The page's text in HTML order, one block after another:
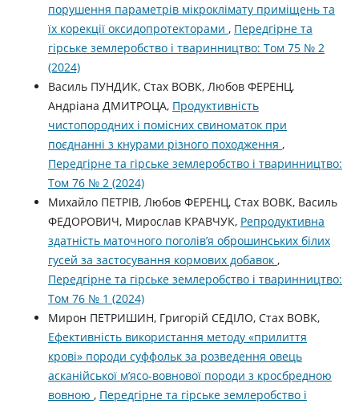
порушення параметрів мікроклімату приміщень та
їх корекції оксидопротекторами , Передгірне та
гірське землеробство і тваринництво: Том 75 № 2
(2024)
Василь ПУНДИК, Стах ВОВК, Любов ФЕРЕНЦ,
Андріана ДМИТРОЦА, Продуктивність
чистопородних і помісних свиноматок при
поєднанні з кнурами різного походження ,
Передгірне та гірське землеробство і тваринництво:
Том 76 № 2 (2024)
Михайло ПЕТРІВ, Любов ФЕРЕНЦ, Стах ВОВК, Василь
ФЕДОРОВИЧ, Мирослав КРАВЧУК, Репродуктивна
здатність маточного поголівʼя оброшинських білих
гусей за застосування кормових добавок ,
Передгірне та гірське землеробство і тваринництво:
Том 76 № 1 (2024)
Мирон ПЕТРИШИН, Григорій СЕДІЛО, Стах ВОВК,
Ефективність використання методу «прилиття
крові» породи суффольк за розведення овець
асканійської м’ясо-вовнової породи з кросбредною
вовною , Передгірне та гірське землеробство і